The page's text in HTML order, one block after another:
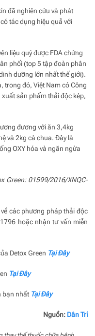
đã nghiên cứu và phát
tác dụng hiệu quả với
liệu quý được FDA chứng
phối (top 5 tập đoàn phân
dưỡng lớn nhất thế giới).
trong đó, Việt Nam có Công
xuất sản phẩm thải độc kép,
đương với ăn 3,4kg
và 2kg cà chua. Đây là
OXY hóa và ngăn ngừa
Green: 01599/2016/XNQC-
các phương pháp thải độc
hoặc nhận tư vấn miễn
Detox Green Tại Đây
Tại Đây
bạn nhất Tại Đây
Nguồn: Dân Trí